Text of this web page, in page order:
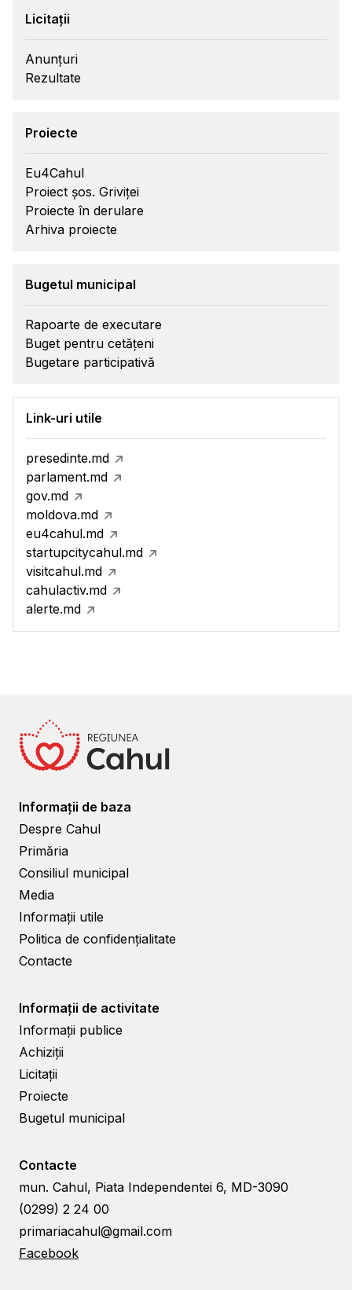
Licitații
Anunțuri
Rezultate
Proiecte
Eu4Cahul
Proiect șos. Griviței
Proiecte în derulare
Arhiva proiecte
Bugetul municipal
Rapoarte de executare
Buget pentru cetățeni
Bugetare participativă
Link-uri utile
presedinte.md
parlament.md
gov.md
moldova.md
eu4cahul.md
startupcitycahul.md
visitcahul.md
cahulactiv.md
alerte.md
Informații de baza
Despre Cahul
Primăria
Consiliul municipal
Media
Informații utile
Politica de confidențialitate
Contacte
Informații de activitate
Informații publice
Achiziții
Licitații
Proiecte
Bugetul municipal
Contacte
mun. Cahul, Piata Independentei 6, MD-3090
(0299) 2 24 00
primariacahul@gmail.com
Facebook